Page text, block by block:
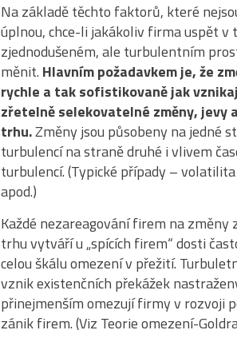
Na základě těchto faktorů, které
úplnou, chce-li jakákoliv firma uspět v
zjednodušeném, ale turbulentním
měnit. Hlavním požadavkem je, že
rychle a tak sofistikovaně jak
zřetelně selekovatelné změny, jevy
trhu.Změny jsou působeny na jedné
turbulencí na straně druhé i vlivem
turbulencí. (Typické případy –
apod.)
Každé nezareagování firem na
trhu vytváří u „spících firem“ dosti
celou škálu omezení v přežití.
vznik existenčních překážek
přinejmenším omezují firmy v rozvoji
zánik firem. (Viz Teorie omezení-